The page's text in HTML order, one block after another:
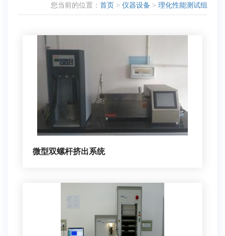
您当前的位置： 首页 > 仪器设备 > 理化性能测试组
微型双螺杆挤出系统